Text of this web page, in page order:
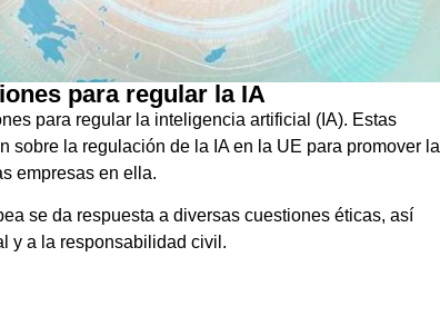
para regular la IA
para regular la inteligencia artificial (IA). Estas
sobre la regulación de la IA en la UE para promover la
empresas en ella.
se da respuesta a diversas cuestiones éticas, así
y a la responsabilidad civil.